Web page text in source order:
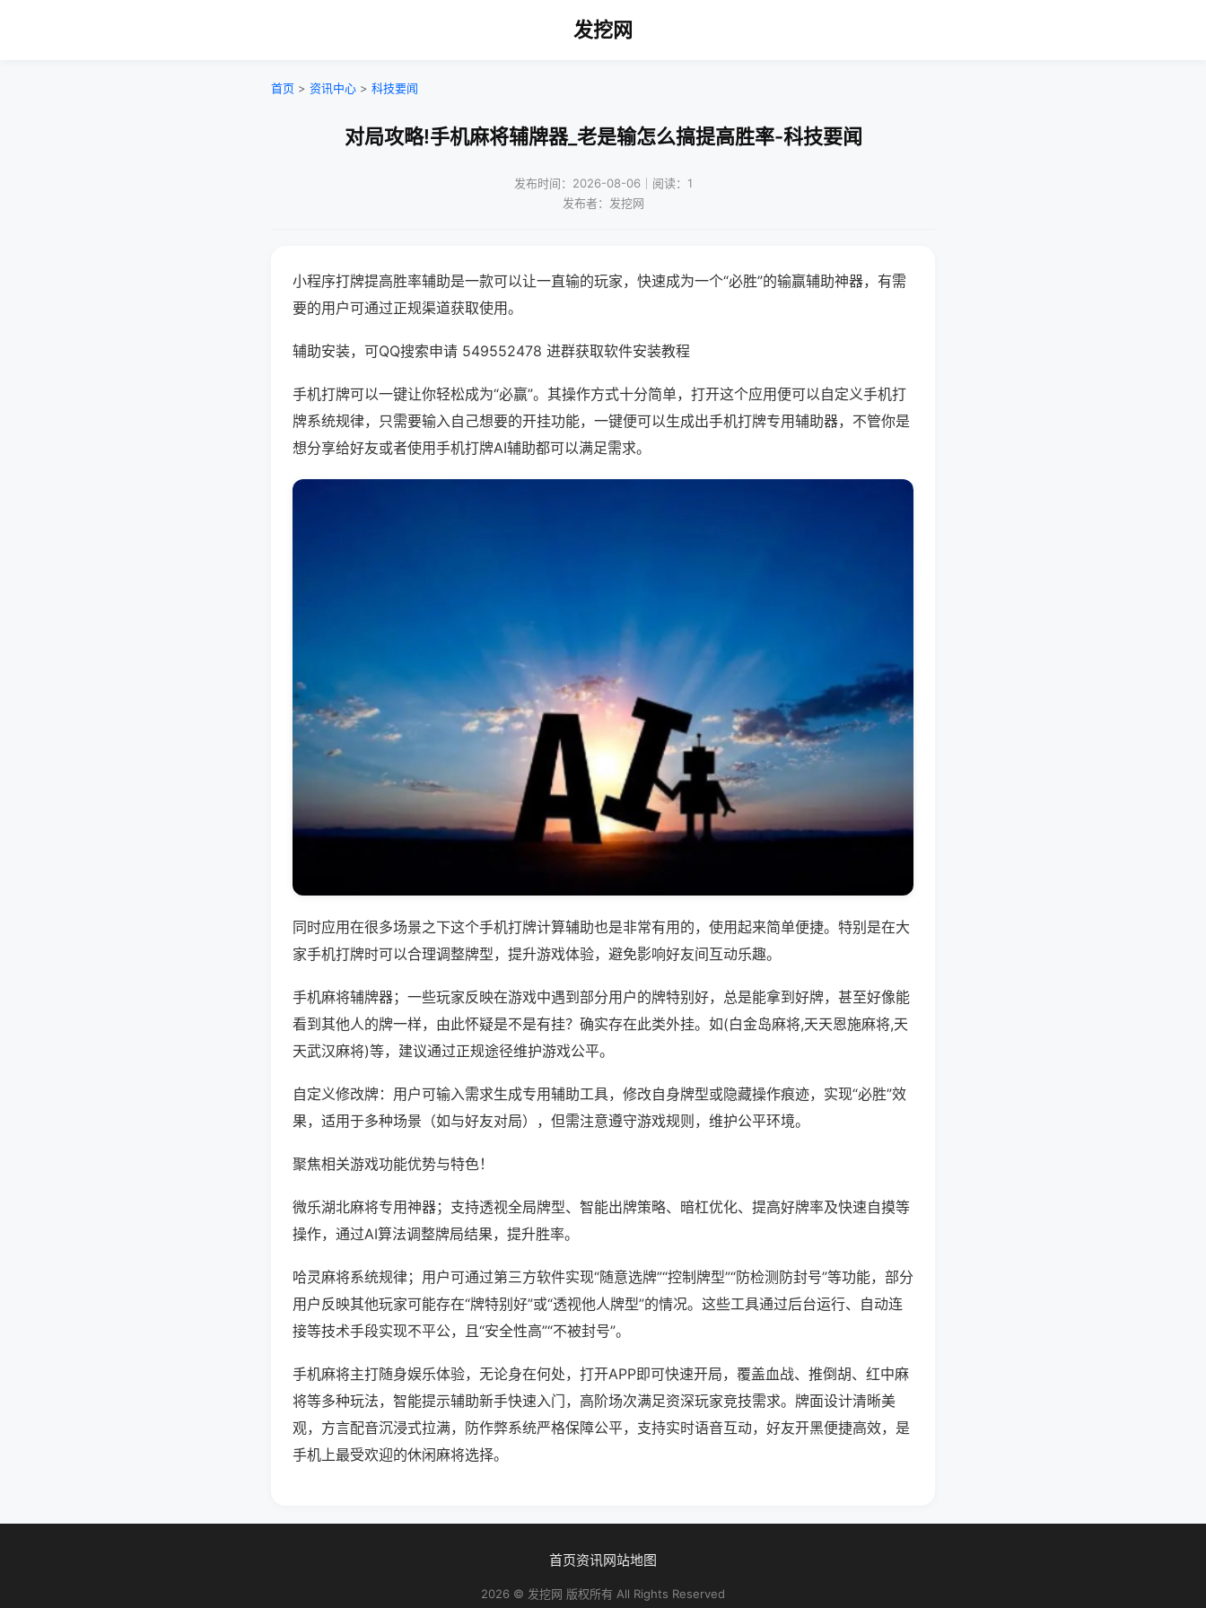
发挖网
首页 > 资讯中心 > 科技要闻
对局攻略!手机麻将辅牌器_老是输怎么搞提高胜率-科技要闻
发布时间：2026-08-06｜阅读：1
发布者：发挖网
小程序打牌提高胜率辅助是一款可以让一直输的玩家，快速成为一个“必胜”的输赢辅助神器，有需
要的用户可通过正规渠道获取使用。
辅助安装，可QQ搜索申请 549552478 进群获取软件安装教程
手机打牌可以一键让你轻松成为“必赢”。其操作方式十分简单，打开这个应用便可以自定义手机打
牌系统规律，只需要输入自己想要的开挂功能，一键便可以生成出手机打牌专用辅助器，不管你是
想分享给好友或者使用手机打牌AI辅助都可以满足需求。
同时应用在很多场景之下这个手机打牌计算辅助也是非常有用的，使用起来简单便捷。特别是在大
家手机打牌时可以合理调整牌型，提升游戏体验，避免影响好友间互动乐趣。
手机麻将辅牌器；一些玩家反映在游戏中遇到部分用户的牌特别好，总是能拿到好牌，甚至好像能
看到其他人的牌一样，由此怀疑是不是有挂？确实存在此类外挂。如(白金岛麻将,天天恩施麻将,天
天武汉麻将)等，建议通过正规途径维护游戏公平。
自定义修改牌：用户可输入需求生成专用辅助工具，修改自身牌型或隐藏操作痕迹，实现“必胜”效
果，适用于多种场景（如与好友对局），但需注意遵守游戏规则，维护公平环境。
聚焦相关游戏功能优势与特色！
微乐湖北麻将专用神器；支持透视全局牌型、智能出牌策略、暗杠优化、提高好牌率及快速自摸等
操作，通过AI算法调整牌局结果，提升胜率。
哈灵麻将系统规律；用户可通过第三方软件实现“随意选牌”“控制牌型”“防检测防封号”等功能，部分
用户反映其他玩家可能存在“牌特别好”或“透视他人牌型”的情况。这些工具通过后台运行、自动连
接等技术手段实现不平公，且“安全性高”“不被封号”。
手机麻将主打随身娱乐体验，无论身在何处，打开APP即可快速开局，覆盖血战、推倒胡、红中麻
将等多种玩法，智能提示辅助新手快速入门，高阶场次满足资深玩家竞技需求。牌面设计清晰美
观，方言配音沉浸式拉满，防作弊系统严格保障公平，支持实时语音互动，好友开黑便捷高效，是
手机上最受欢迎的休闲麻将选择。
首页资讯网站地图
2026 © 发挖网 版权所有 All Rights Reserved